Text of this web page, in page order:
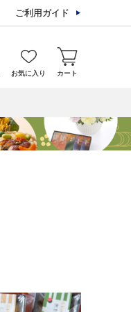
ご利用ガイド
お気に入り カート